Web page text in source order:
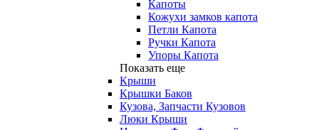
Капоты
Кожухи замков капота
Петли Капота
Ручки Капота
Упоры Капота
Показать еще
Крыши
Крышки Баков
Кузова, Запчасти Кузовов
Люки Крыши